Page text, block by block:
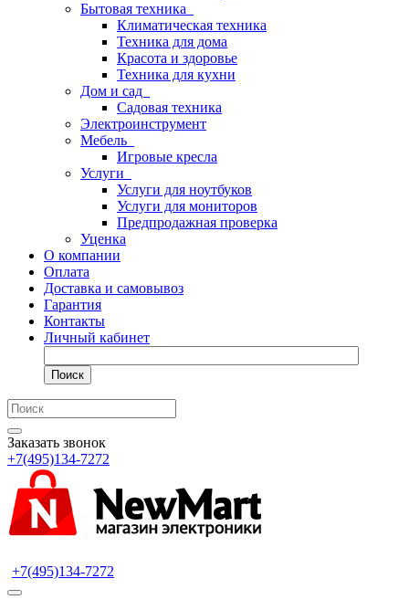
Бытовая техника
Климатическая техника
Техника для дома
Красота и здоровье
Техника для кухни
Дом и сад
Садовая техника
Электроинструмент
Мебель
Игровые кресла
Услуги
Услуги для ноутбуков
Услуги для мониторов
Предпродажная проверка
Уценка
О компании
Оплата
Доставка и самовывоз
Гарантия
Контакты
Личный кабинет
Поиск
Заказать звонок
+7(495)134-7272
+7(495)134-7272